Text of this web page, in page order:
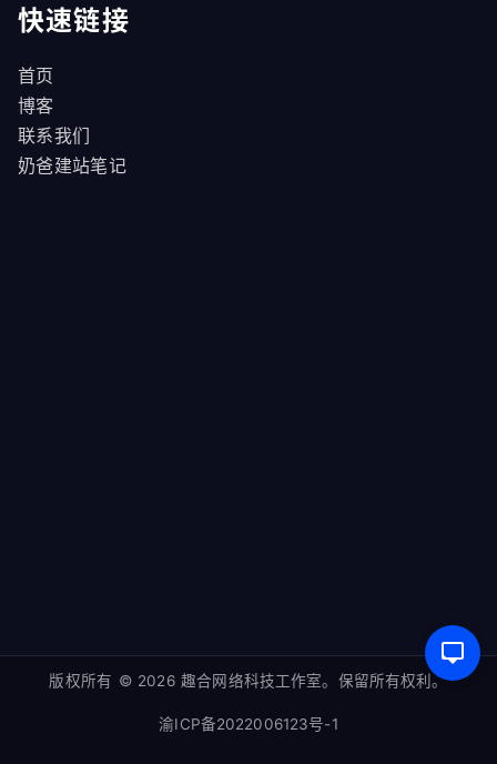
快速链接
首页
博客
联系我们
奶爸建站笔记
版权所有 © 2026 趣合网络科技工作室。保留所有权利。
渝ICP备2022006123号-1